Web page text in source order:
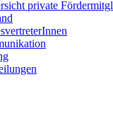
private